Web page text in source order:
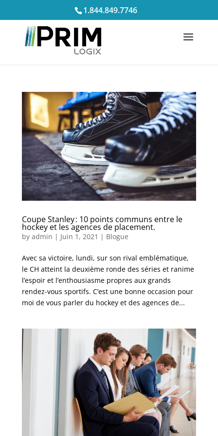
1.844.849.7746
Coupe Stanley : 10 points communs entre le
hockey et les agences de placement.
by admin | Juin 1, 2021 | Blogue
Avec sa victoire, lundi, sur son rival emblématique,
le CH atteint la deuxième ronde des séries et ranime
l’espoir et l’enthousiasme propres aux grands
rendez-vous sportifs. C’est une bonne occasion pour
moi de vous parler du hockey et des agences de...